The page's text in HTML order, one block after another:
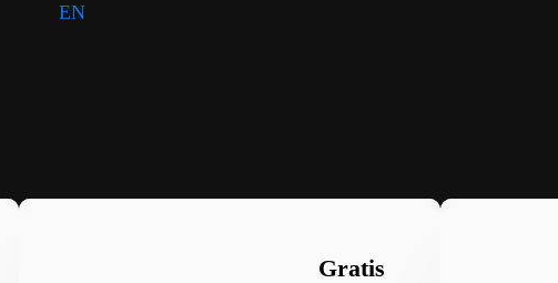
EN
Gratis